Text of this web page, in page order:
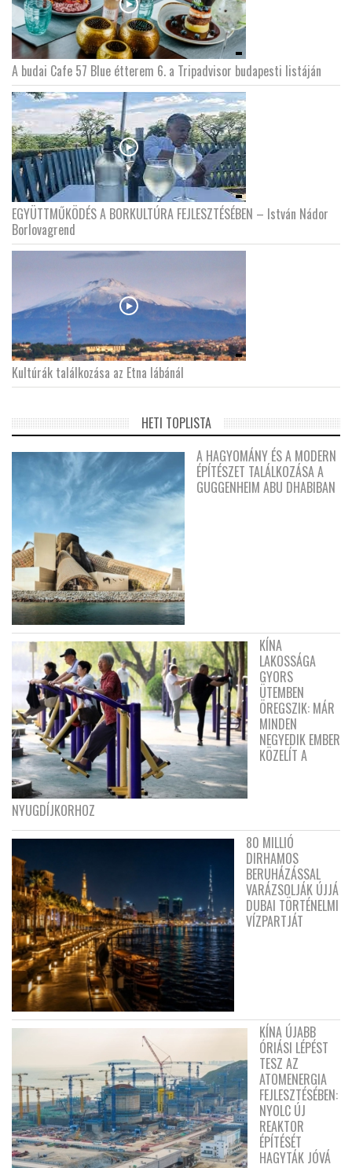
A budai Cafe 57 Blue étterem 6. a Tripadvisor budapesti listáján
EGYÜTTMŰKÖDÉS A BORKULTÚRA FEJLESZTÉSÉBEN – István Nádor
Borlovagrend
Kultúrák találkozása az Etna lábánál
HETI TOPLISTA
A HAGYOMÁNY ÉS A MODERN
ÉPÍTÉSZET TALÁLKOZÁSA A
GUGGENHEIM ABU DHABIBAN
KÍNA
LAKOSSÁGA
GYORS
ÜTEMBEN
ÖREGSZIK: MÁR
MINDEN
NEGYEDIK EMBER
KÖZELÍT A
NYUGDÍJKORHOZ
80 MILLIÓ
DIRHAMOS
BERUHÁZÁSSAL
VARÁZSOLJÁK ÚJJÁ
DUBAI TÖRTÉNELMI
VÍZPARTJÁT
KÍNA ÚJABB
ÓRIÁSI LÉPÉST
TESZ AZ
ATOMENERGIA
FEJLESZTÉSÉBEN:
NYOLC ÚJ
REAKTOR
ÉPÍTÉSÉT
HAGYTÁK JÓVÁ